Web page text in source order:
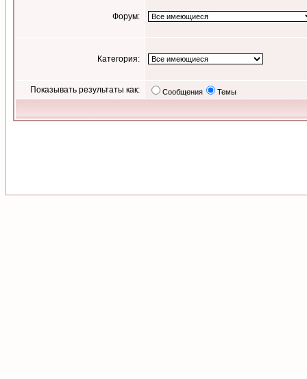
Форум:
Категория:
Показывать результаты как: Сообщения Темы